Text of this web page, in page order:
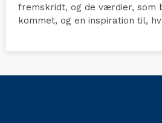
fremskridt, og de værdier, som
kommet, og en inspiration til,